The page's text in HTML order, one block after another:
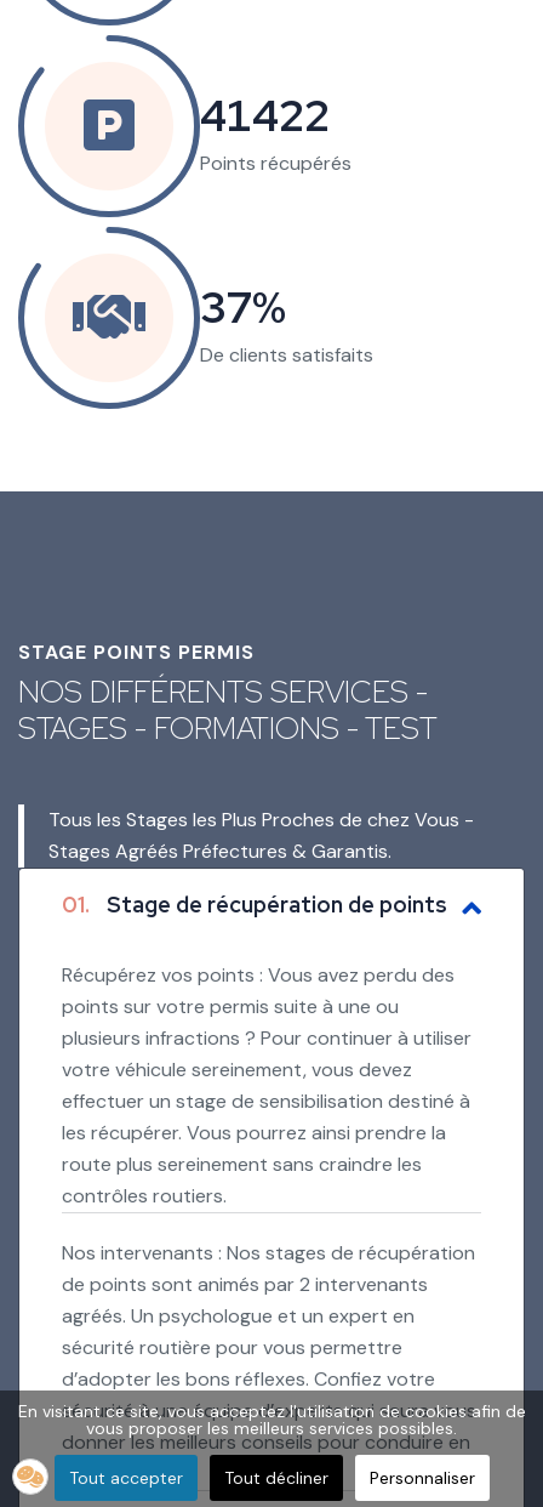
97334
Points récupérés
87
De clients satisfaits
STAGE POINTS PERMIS
NOS DIFFÉRENTS SERVICES -
STAGES - FORMATIONS - TEST
Tous les Stages les Plus Proches de chez Vous -
Stages Agréés Préfectures & Garantis.
01. Stage de récupération de points
Récupérez vos points : Vous avez perdu des
points sur votre permis suite à une ou
plusieurs infractions ? Pour continuer à utiliser
votre véhicule sereinement, vous devez
effectuer un stage de sensibilisation destiné à
les récupérer. Vous pourrez ainsi prendre la
route plus sereinement sans craindre les
contrôles routiers.
Nos intervenants : Nos stages de récupération
de points sont animés par 2 intervenants
agréés. Un psychologue et un expert en
sécurité routière pour vous permettre
d’adopter les bons réflexes. Confiez votre
sécurité à une équipe d’experts qui saura vous
donner les meilleurs conseils pour conduire en
toute sécurité.
En visitant ce site, vous acceptez l'utilisation de cookies afin de
vous proposer les meilleurs services possibles.
Tout accepter Tout décliner Personnaliser